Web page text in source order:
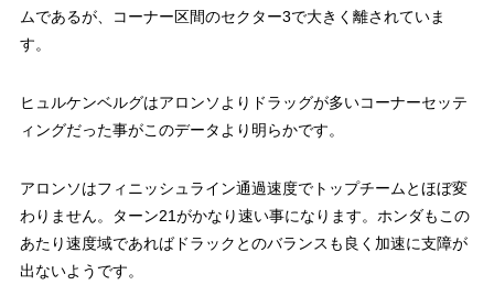
ムであるが、コーナー区間のセクター3で大きく離されていま
す。
ヒュルケンベルグはアロンソよりドラッグが多いコーナーセッテ
ィングだった事がこのデータより明らかです。
アロンソはフィニッシュライン通過速度でトップチームとほぼ変
わりません。ターン21がかなり速い事になります。ホンダもこの
あたり速度域であればドラックとのバランスも良く加速に支障が
出ないようです。